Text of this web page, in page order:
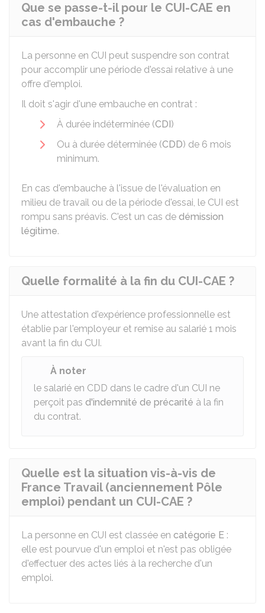
Que se passe-t-il pour le CUI-CAE en
cas d'embauche ?
La personne en CUI peut suspendre son contrat
pour accomplir une période d'essai relative à une
offre d'emploi.
Il doit s'agir d'une embauche en contrat :
À durée indéterminée (CDI)
Ou à durée déterminée (CDD) de 6 mois
minimum.
En cas d'embauche à l'issue de l'évaluation en
milieu de travail ou de la période d'essai, le CUI est
rompu sans préavis. C'est un cas de démission
légitime.
Quelle formalité à la fin du CUI-CAE ?
Une attestation d'expérience professionnelle est
établie par l'employeur et remise au salarié 1 mois
avant la fin du CUI.
À noter
le salarié en CDD dans le cadre d'un CUI ne
perçoit pas d'indemnité de précarité à la fin
du contrat.
Quelle est la situation vis-à-vis de
France Travail (anciennement Pôle
emploi) pendant un CUI-CAE ?
La personne en CUI est classée en catégorie E :
elle est pourvue d'un emploi et n'est pas obligée
d'effectuer des actes liés à la recherche d'un
emploi.